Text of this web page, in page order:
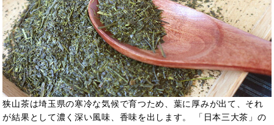
狭山茶は埼玉県の寒冷な気候で育つため、葉に厚みが出て、それ
が結果として濃く深い風味、香味を出します。 「日本三大茶」の